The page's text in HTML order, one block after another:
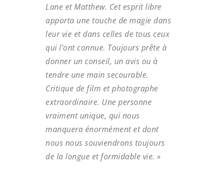
Lane et Matthew. Cet esprit libre
apporta une touche de magie dans
leur vie et dans celles de tous ceux
qui l’ont connue. Toujours prête à
donner un conseil, un avis ou à
tendre une main secourable.
Critique de film et photographe
extraordinaire. Une personne
vraiment unique, qui nous
manquera énormément et dont
nous nous souviendrons toujours
de la longue et formidable vie. »